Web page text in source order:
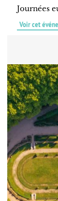
Journées
Voir cet